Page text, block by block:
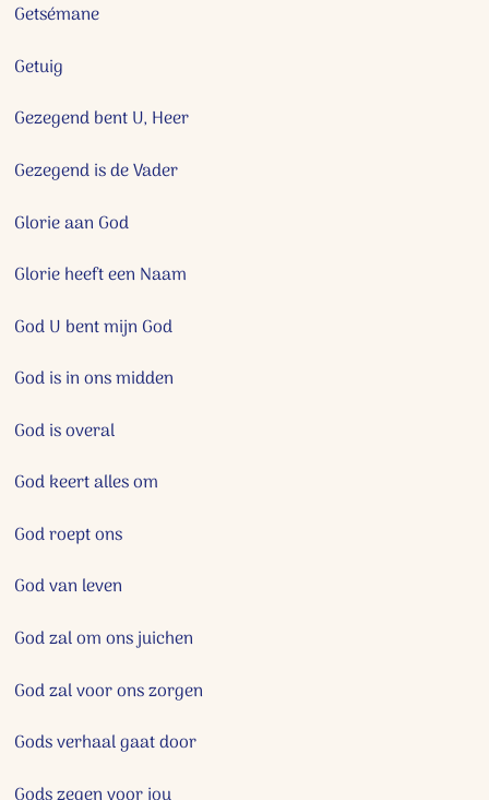
Getsémane
Getuig
Gezegend bent U, Heer
Gezegend is de Vader
Glorie aan God
Glorie heeft een Naam
God U bent mijn God
God is in ons midden
God is overal
God keert alles om
God roept ons
God van leven
God zal om ons juichen
God zal voor ons zorgen
Gods verhaal gaat door